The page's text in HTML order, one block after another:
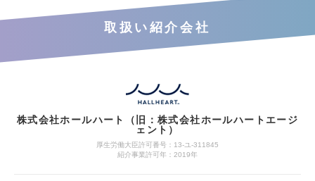
取扱い紹介会社
株式会社ホールハート（旧：株式会社ホールハートエージ
ェント）
厚生労働大臣許可番号：13-ユ-311845
紹介事業許可年：2019年